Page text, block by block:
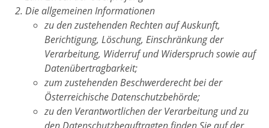
Die allgemeinen Informationen
zu den zustehenden Rechten auf Auskunft,
Berichtigung, Löschung, Einschränkung der
Verarbeitung, Widerruf und Widerspruch sowie auf
Datenübertragbarkeit;
zum zustehenden Beschwerderecht bei der
Österreichische Datenschutzbehörde;
zu den Verantwortlichen der Verarbeitung und zu